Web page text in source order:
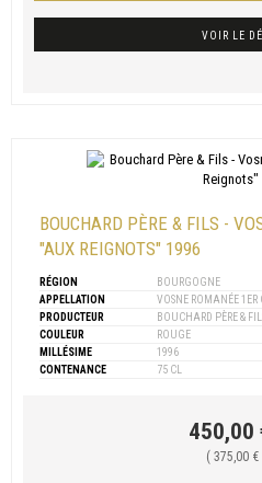
VOIR LE
BOUCHARD PÈRE & FILS -
"AUX REIGNOTS" 1996
RÉGION
BOURGOGNE
APPELLATION
VOSNE ROMANÉE 1ER
PRODUCTEUR
BOUCHARD PÈRE &
COULEUR
ROUGE
MILLÉSIME
1996
CONTENANCE
75 CL
450,00
( 375,00 €